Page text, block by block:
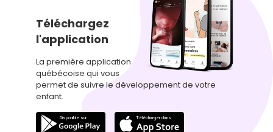
Téléchargez
l'application
La première application
québécoise qui vous
permet de suivre le développement de votre
enfant.